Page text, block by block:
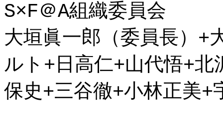
S×F＠A組織委員会
大垣眞一郎（委員長）+
ルト+日高仁+山代悟+北
保史+三谷徹+小林正美+